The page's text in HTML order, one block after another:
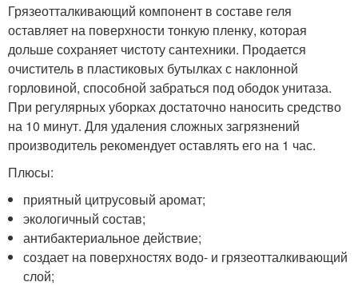
Грязеотталкивающий компонент в составе геля
оставляет на поверхности тонкую пленку, которая
дольше сохраняет чистоту сантехники. Продается
очиститель в пластиковых бутылках с наклонной
горловиной, способной забраться под ободок унитаза.
При регулярных уборках достаточно наносить средство
на 10 минут. Для удаления сложных загрязнений
производитель рекомендует оставлять его на 1 час.
Плюсы:
приятный цитрусовый аромат;
экологичный состав;
антибактериальное действие;
создает на поверхностях водо- и грязеотталкивающий
слой;